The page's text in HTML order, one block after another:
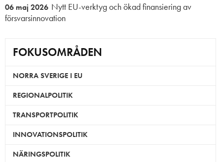
06 maj 2026 Nytt EU-verktyg och ökad finansiering av
försvarsinnovation
FOKUSOMRÅDEN
NORRA SVERIGE I EU
REGIONALPOLITIK
TRANSPORTPOLITIK
INNOVATIONSPOLITIK
NÄRINGSPOLITIK